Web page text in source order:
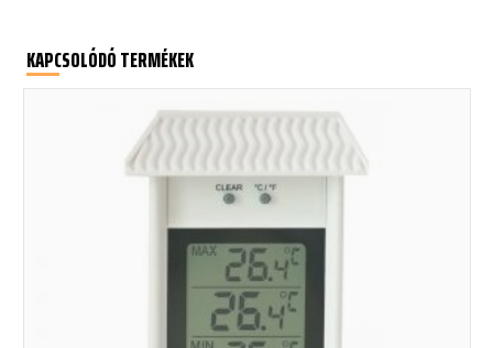
KAPCSOLÓDÓ TERMÉKEK